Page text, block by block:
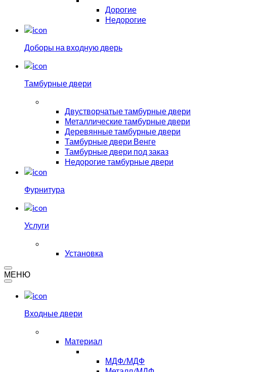
Дорогие
Недорогие
Доборы на входную дверь
Тамбурные двери
Двустворчатые тамбурные двери
Металлические тамбурные двери
Деревянные тамбурные двери
Тамбурные двери Венге
Тамбурные двери под заказ
Недорогие тамбурные двери
Фурнитура
Услуги
Установка
МЕНЮ
Входные двери
Материал
МДФ/МДФ